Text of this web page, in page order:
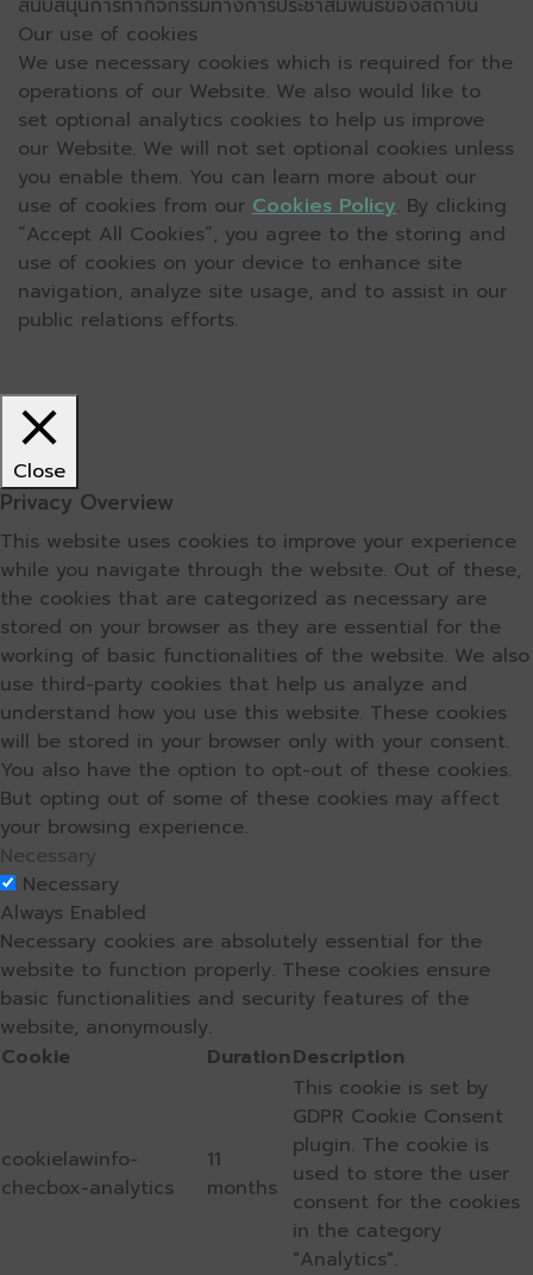
สนับสนุนการทำกิจกรรมทางการประชาสัมพันธ์ของสถาบัน
Our use of cookies
We use necessary cookies which is required for the
operations of our Website. We also would like to
set optional analytics cookies to help us improve
our Website. We will not set optional cookies unless
you enable them. You can learn more about our
use of cookies from our Cookies Policy. By clicking
“Accept All Cookies”, you agree to the storing and
use of cookies on your device to enhance site
navigation, analyze site usage, and to assist in our
public relations efforts.
Close
Privacy Overview
This website uses cookies to improve your experience
while you navigate through the website. Out of these,
the cookies that are categorized as necessary are
stored on your browser as they are essential for the
working of basic functionalities of the website. We also
use third-party cookies that help us analyze and
understand how you use this website. These cookies
will be stored in your browser only with your consent.
You also have the option to opt-out of these cookies.
But opting out of some of these cookies may affect
your browsing experience.
Necessary
Necessary
Always Enabled
Necessary cookies are absolutely essential for the
website to function properly. These cookies ensure
basic functionalities and security features of the
website, anonymously.
Cookie
DurationDescription
cookielawinfo-
checbox-analytics
11
months
This cookie is set by
GDPR Cookie Consent
plugin. The cookie is
used to store the user
consent for the cookies
in the category
"Analytics".